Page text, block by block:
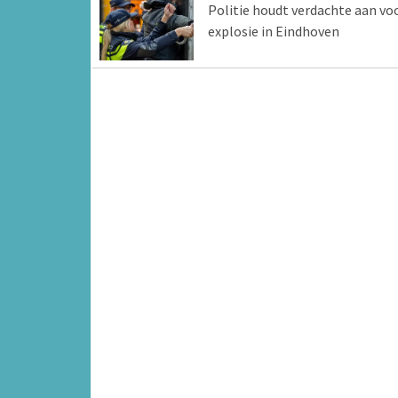
Politie houdt verdachte aan
explosie in Eindhoven